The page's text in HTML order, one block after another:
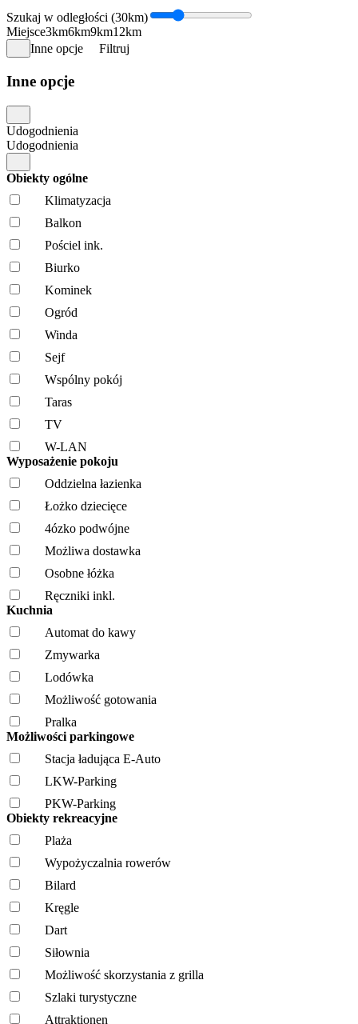
Szukaj w odległości (30km)
Miejsce3km6km9km12km
Inne opcje
Filtruj
Inne opcje
Udogodnienia
Udogodnienia
Obiekty ogólne
Klimatyzacja
Balkon
Pościel ink.
Biurko
Kominek
Ogród
Winda
Sejf
Wspólny pokój
Taras
TV
W-LAN
Wyposażenie pokoju
Oddzielna łazienka
Łożko dziecięce
4ózko podwójne
Możliwa dostawka
Osobne łóżka
Ręczniki inkl.
Kuchnia
Automat do kawy
Zmywarka
Lodówka
Możliwość gotowania
Pralka
Możliwości parkingowe
Stacja ładująca E-Auto
LKW-Parking
PKW-Parking
Obiekty rekreacyjne
Plaża
Wypożyczalnia rowerów
Bilard
Kręgle
Dart
Siłownia
Możliwość skorzystania z grilla
Szlaki turystyczne
Attraktionen